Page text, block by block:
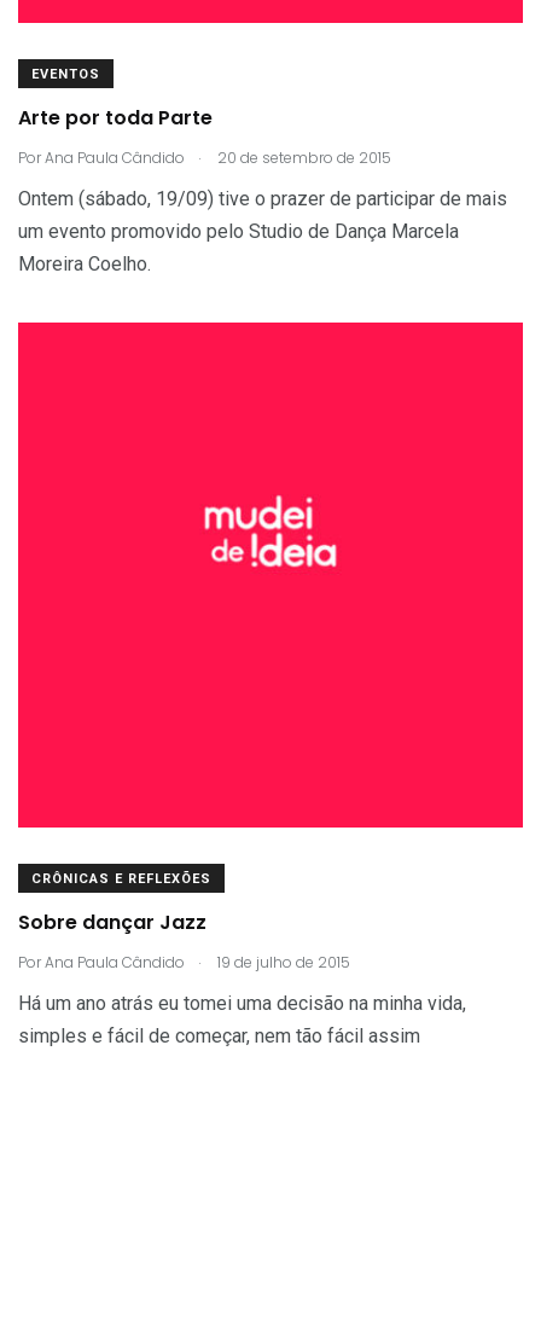
EVENTOS
Arte por toda Parte
PorAna Paula Cândido . 20 de setembro de 2015
Ontem (sábado, 19/09) tive o prazer de participar de mais
um evento promovido pelo Studio de Dança Marcela
Moreira Coelho.
CRÔNICAS E REFLEXÕES
Sobre dançar Jazz
PorAna Paula Cândido . 19 de julho de 2015
Há um ano atrás eu tomei uma decisão na minha vida,
simples e fácil de começar, nem tão fácil assim